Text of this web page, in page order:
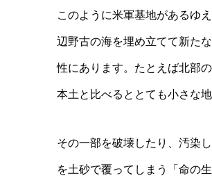
このように米軍基地があるゆ
辺野古の海を埋め立てて新た
性にあります。たとえば北部
本土と比べるととても小さな
その一部を破壊したり、汚染
を土砂で覆ってしまう「命の